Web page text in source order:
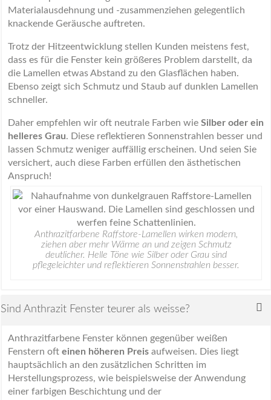
Materialausdehnung und -zusammenziehen gelegentlich
knackende Geräusche auftreten.
Trotz der Hitzeentwicklung stellen Kunden meistens fest,
dass es für die Fenster kein größeres Problem darstellt, da
die Lamellen etwas Abstand zu den Glasflächen haben.
Ebenso zeigt sich Schmutz und Staub auf dunklen Lamellen
schneller.
Daher empfehlen wir oft neutrale Farben wie Silber oder ein
helleres Grau. Diese reflektieren Sonnenstrahlen besser und
lassen Schmutz weniger auffällig erscheinen. Und seien Sie
versichert, auch diese Farben erfüllen den ästhetischen
Anspruch!
Anthrazitfarbene Raffstore-Lamellen wirken modern,
ziehen aber mehr Wärme an und zeigen Schmutz
deutlicher. Helle Töne wie Silber oder Grau sind
pflegeleichter und reflektieren Sonnenstrahlen besser.
Sind Anthrazit Fenster teurer als weisse?
Anthrazitfarbene Fenster können gegenüber weißen
Fenstern oft einen höheren Preis aufweisen. Dies liegt
hauptsächlich an den zusätzlichen Schritten im
Herstellungsprozess, wie beispielsweise der Anwendung
einer farbigen Beschichtung und der